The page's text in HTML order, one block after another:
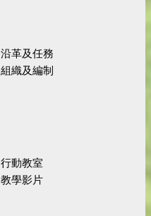
沿革及任務
組織及編制
行動教室
教學影片